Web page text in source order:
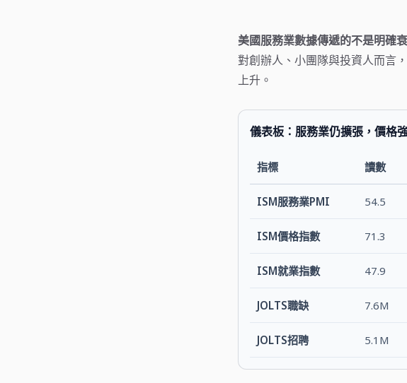
美國服務業數據傳遞的不是明確
對創辦人、小團隊與投資人而言
上升。
儀表板：服務業仍擴張，價格
指標 讀數
ISM服務業PMI 54.5
ISM價格指數 71.3
ISM就業指數 47.9
JOLTS職缺 7.6M
JOLTS招聘 5.1M